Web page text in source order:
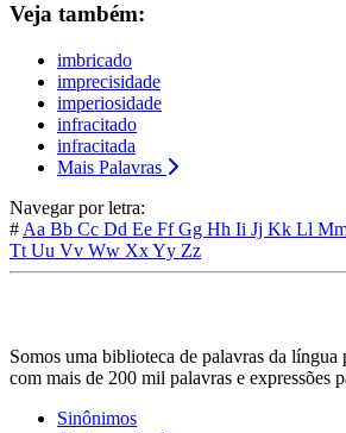
Veja também:
imbricado
imprecisidade
imperiosidade
infracitado
infracitada
Mais Palavras
Navegar por letra:
# Aa Bb Cc Dd Ee FfGg Hh Ii Jj Kk Ll
Tt Uu Vv Ww XxYy Zz
Somos uma biblioteca de palavras da língua
com mais de 200 mil palavras e expressões
Sinônimos